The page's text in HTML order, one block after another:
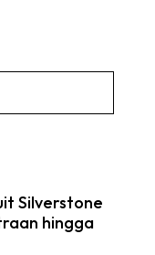
Silverstone
hingga